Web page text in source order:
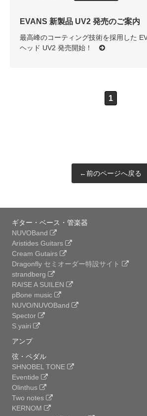
EVANS 新製品 UV2 発売のご案内
最高峰のコーティング技術を採用した
ヘッド UV2 発売開始！
1
←前のページへ戻る
ギター・ベース・管楽器
NUVOBand
Aristides Guitars
Cream Gutairs
Dragonfly セミオーダー特設サイト
strandberg
RAISE A SUILEN
pBone music
NUVO/NUVOBand
Spector
S.yairi
アンプ
弦・ペダル
SHNOBEL TONE
Eventide
Olinthus
Two notes
KERNOM